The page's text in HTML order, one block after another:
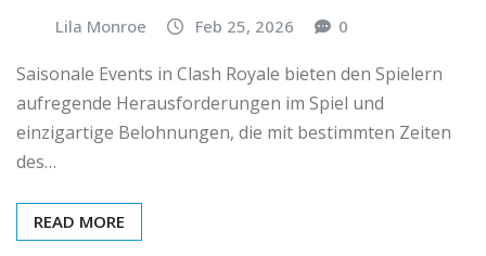
Lila Monroe Feb 25, 2026 0
Saisonale Events in Clash Royale bieten den Spielern
aufregende Herausforderungen im Spiel und
einzigartige Belohnungen, die mit bestimmten Zeiten
des…
READ MORE